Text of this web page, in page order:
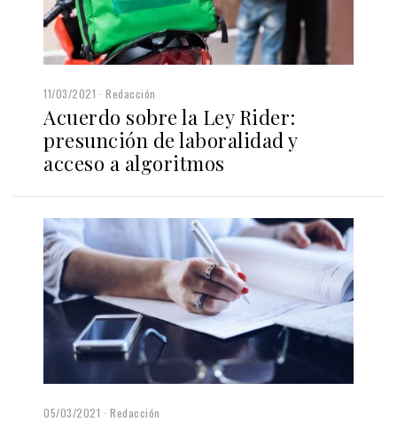
11/03/2021 Redacción
Acuerdo sobre la Ley Rider:
presunción de laboralidad y
acceso a algoritmos
05/03/2021 Redacción